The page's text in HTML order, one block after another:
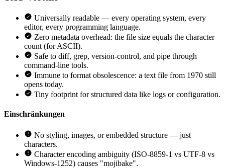
Universally readable — every operating system, every
editor, every programming language.
Zero metadata overhead: the file size equals the character
count (for ASCII).
Safe to diff, grep, version-control, and pipe through
command-line tools.
Immune to format obsolescence: a text file from 1970 still
opens today.
Tiny footprint for structured data like logs or configuration.
Einschränkungen
No styling, images, or embedded structure — just
characters.
Character encoding ambiguity (ISO-8859-1 vs UTF-8 vs
Windows-1252) causes "mojibake".